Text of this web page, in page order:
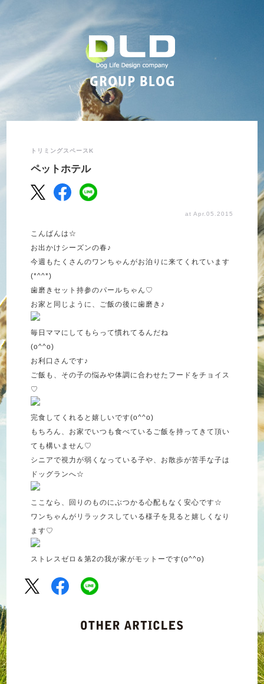
トリミングスペースK
ペットホテル
at Apr.05.2015
こんばんは☆
お出かけシーズンの春♪
今週もたくさんのワンちゃんがお泊りに来てくれています
(*^^*)
歯磨きセット持参のパールちゃん♡
お家と同じように、ご飯の後に歯磨き♪
毎日ママにしてもらって慣れてるんだね
(o^^o)
お利口さんです♪
ご飯も、その子の悩みや体調に合わせたフードをチョイス
♡
完食してくれると嬉しいです(o^^o)
もちろん、お家でいつも食べているご飯を持ってきて頂い
ても構いません♡
シニアで視力が弱くなっている子や、お散歩が苦手な子は
ドッグランへ☆
ここなら、回りのものにぶつかる心配もなく安心です☆
ワンちゃんがリラックスしている様子を見ると嬉しくなり
ます♡
ストレスゼロ＆第2の我が家がモットーです(o^^o)